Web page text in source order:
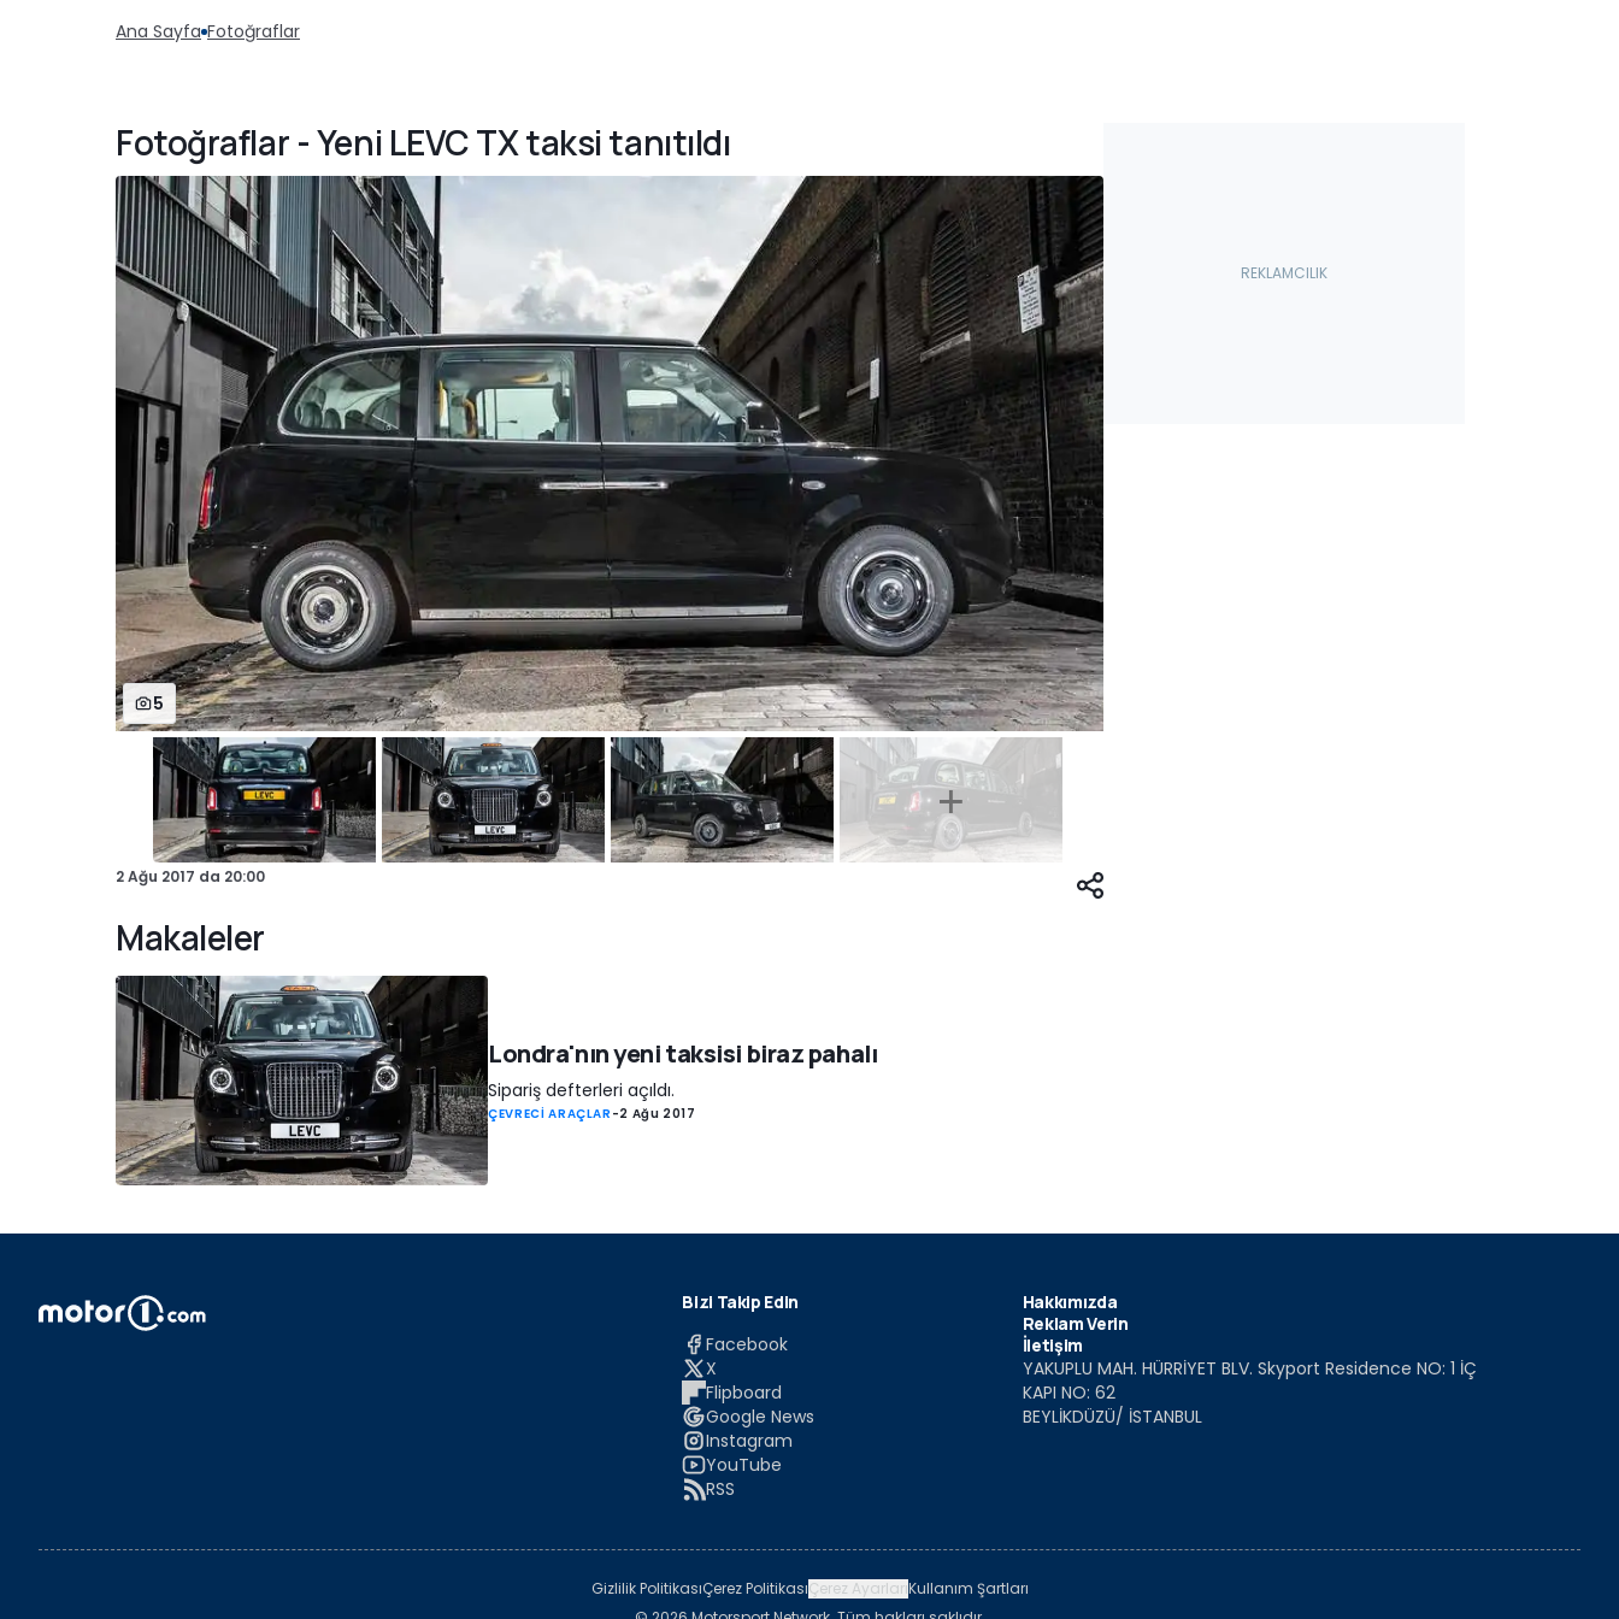
Ana Sayfa Fotoğraflar
Fotoğraflar - Yeni LEVC TX taksi tanıtıldı
5
2 Ağu 2017 da 20:00
Makaleler
Londra'nın yeni taksisi biraz pahalı
Sipariş defterleri açıldı.
ÇEVRECİ ARAÇLAR -2 Ağu 2017
Bizi Takip Edin
Facebook
X
Flipboard
Google News
Instagram
YouTube
RSS
Hakkımızda
Reklam Verin
İletişim
YAKUPLU MAH. HÜRRİYET BLV. Skyport Residence NO: 1 İÇ
KAPI NO: 62
BEYLİKDÜZÜ/ İSTANBUL
Gizlilik PolitikasıÇerez PolitikasıÇerez AyarlarıKullanım Şartları